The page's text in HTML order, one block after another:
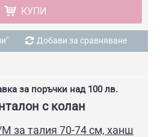
КУПИ
Добави за сравняване
за поръчки над 100 лв.
с колан
за талия 70-74 см, ханш